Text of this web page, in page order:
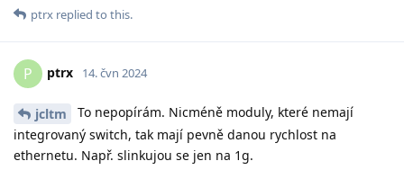
ptrx replied to this.
P ptrx 14. čvn 2024
jcltm
To nepopírám. Nicméně moduly, které nemají
integrovaný switch, tak mají pevně danou rychlost na
ethernetu. Např. slinkujou se jen na 1g.